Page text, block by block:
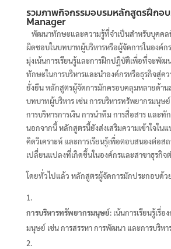
รวมภาพกิจกรรมอบรมหลักสูตรฝึกอ
Manager
พัฒนาทักษะและความรู้ที่จำเป็นสำหรับบุคคล
ผิดชอบในบทบาทผู้บริหารหรือผู้จัดการในองค์ก
มุ่งเน้นการเรียนรู้และการฝึกปฏิบัติเพื่อที่จะพัฒ
ทักษะในการบริหารและนำองค์กรหรือธุรกิจสู่คว
ยั่งยืน หลักสูตรผู้จัดการมักครอบคลุมหลายด้า
บทบาทผู้บริหาร เช่น การบริหารทรัพยากรมนุษ
การบริหารการเงิน การนำทีม การสื่อสาร และ
นอกจากนี้ หลักสูตรนี้ยังส่งเสริมความเข้าใจใน
คิดวิเคราะห์ และการเรียนรู้เพื่อตอบสนองต่อส
เปลี่ยนแปลงที่เกิดขึ้นในองค์กรและสาขาธุรกิจ
โดยทั่วไปแล้ว หลักสูตรผู้จัดการมักประกอบด้ว
การบริหารทรัพยากรมนุษย์: เน้นการเรียนรู้เรื่
มนุษย์ เช่น การสรรหา การพัฒนา และการบริหา